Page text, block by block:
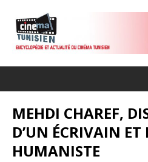
MEHDI CHAREF,
D’UN ÉCRIVAIN ET
HUMANISTE